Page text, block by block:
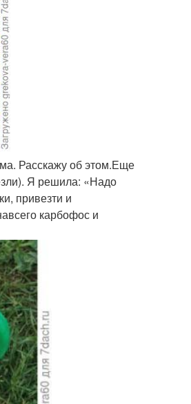
Расскажу об этом.Еще
Я решила: «Надо
привезти и
карбофос и